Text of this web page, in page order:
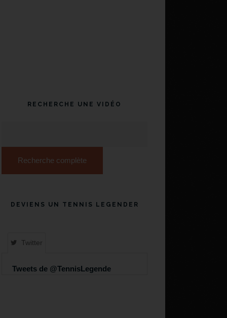
RECHERCHE UNE VIDÉO
Recherche complète
DEVIENS UN TENNIS LEGENDER
Twitter
Tweets de @TennisLegende